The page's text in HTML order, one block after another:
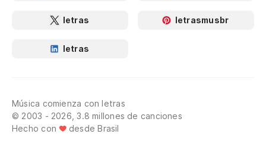
letras letrasmusbr
letras
Música comienza con letras
© 2003 - 2026, 3.8 millones de canciones
Hecho con
desde Brasil